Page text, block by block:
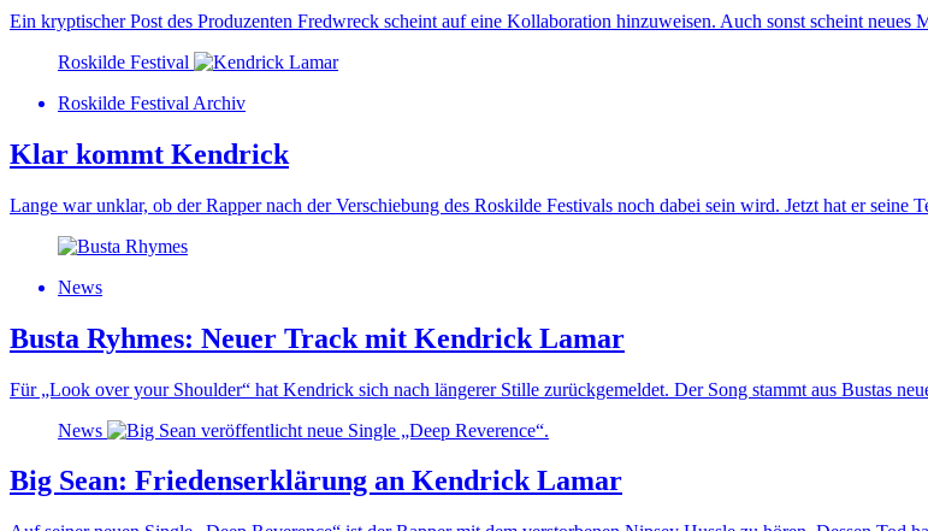
Ein kryptischer Post des Produzenten Fredwreck scheint auf eine Kollaboration hinzuweisen. Auch sonst scheint
Roskilde Festival
Roskilde Festival Archiv
Klar kommt Kendrick
Lange war unklar, ob der Rapper nach der Verschiebung des Roskilde Festivals noch dabei sein wird. Jetzt hat er seine
News
Busta Ryhmes: Neuer Track mit Kendrick Lamar
Für „Look over your Shoulder“ hat Kendrick sich nach längerer Stille zurückgemeldet. Der Song stammt aus Bustas
News
Big Sean: Friedenserklärung an Kendrick Lamar